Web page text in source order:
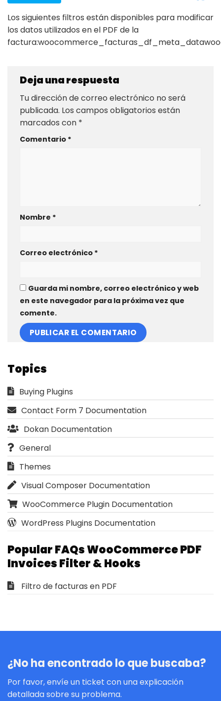
Los siguientes filtros están disponibles para modificar
los datos utilizados en el PDF de la
Deja una respuesta
Tu dirección de correo electrónico no será
publicada. Los campos obligatorios están
marcados con *
Comentario *
Nombre *
Correo electrónico *
Guarda mi nombre, correo electrónico y web
en este navegador para la próxima vez que
comente.
Topics
Buying Plugins
Contact Form 7 Documentation
Dokan Documentation
General
Themes
Visual Composer Documentation
WooCommerce Plugin Documentation
WordPress Plugins Documentation
Popular FAQs WooCommerce PDF
Invoices Filter & Hooks
Filtro de facturas en PDF
¿No ha encontrado lo que buscaba?
Por favor, envíe un ticket con una explicación
detallada sobre su problema.